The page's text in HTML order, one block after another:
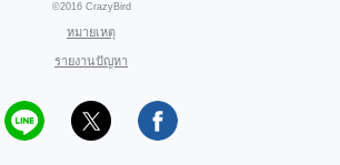
©2016 CrazyBird
หมายเหตุ
รายงานปัญหา